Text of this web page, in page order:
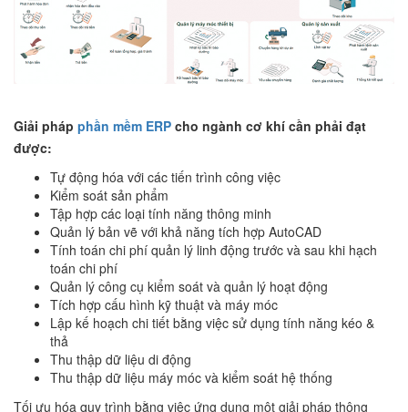
Giải pháp phần mềm ERP cho ngành cơ khí cần phải đạt
được:
Tự động hóa với các tiến trình công việc
Kiểm soát sản phẩm
Tập hợp các loại tính năng thông minh
Quản lý bản vẽ với khả năng tích hợp AutoCAD
Tính toán chi phí quản lý linh động trước và sau khi hạch
toán chi phí
Quản lý công cụ kiểm soát và quản lý hoạt động
Tích hợp cấu hình kỹ thuật và máy móc
Lập kế hoạch chi tiết bằng việc sử dụng tính năng kéo &
thả
Thu thập dữ liệu di động
Thu thập dữ liệu máy móc và kiểm soát hệ thống
Tối ưu hóa quy trình bằng việc ứng dụng một giải pháp thông